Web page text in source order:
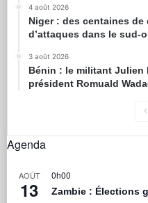
4 août 2026
Niger : des centaines
d’attaques dans le sud-
3 août 2026
Bénin : le militant Julien
président Romuald
Agenda
AOÛT
13
0h00
Zambie : Élections